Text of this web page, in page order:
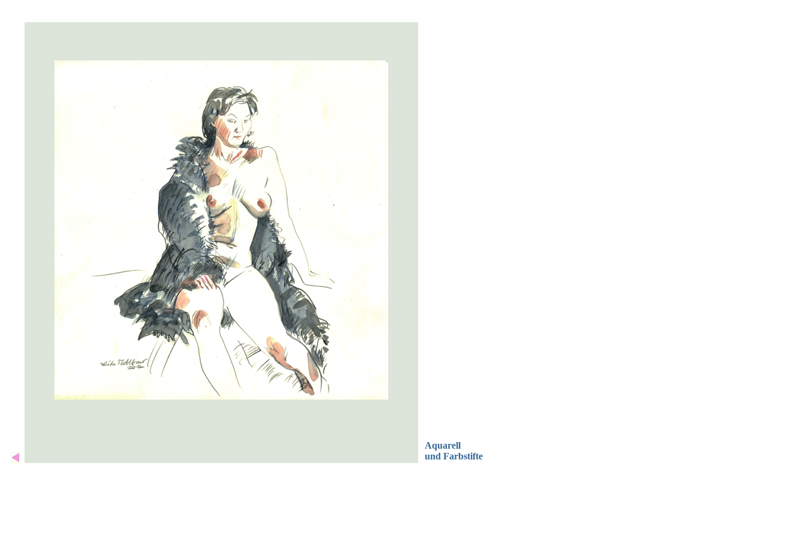
Aquarell
und Farbstifte